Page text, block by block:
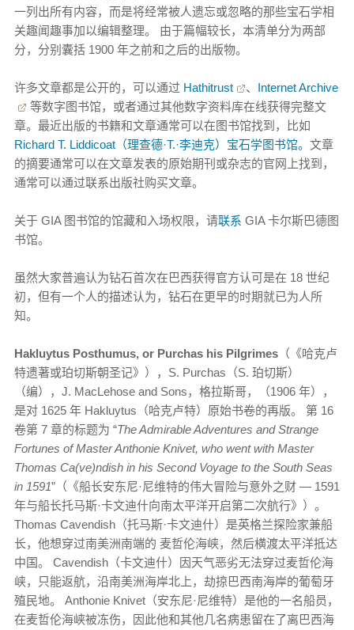
一列出所有内容，而是将经常被人遗忘或忽略的那些宝石学相
关趣闻趣事加以编辑整理。 由于篇幅较长，本清单分为两部
分，分别囊括 1900 年之前和之后的出版物。
许多文章都是公开的，可以通过 Hathitrust 、 Internet Archive
等数字图书馆，或者通过其他数字资料库在线获得完整文
章。最近出版的书籍和文章通常可以在图书馆找到，比如
Richard T. Liddicoat（理查德·T.·李迪克）宝石学图书馆。 文章
的摘要通常可以在文章发表的原始期刊或杂志的官网上找到，
通常可以通过联系出版社购买文章。
关于 GIA 图书馆的馆藏和入场权限，请联系 GIA 卡尔斯巴德图
书馆。
虽然大家普遍认为钻石首次在巴西获得官方认可是在 18 世纪
初，但有一个人的描述认为，钻石在更早的时期就已为人所
知。
Hakluytus Posthumus, or Purchas his Pilgrimes （《哈克卢
特遗著或珀切斯朝圣记》），S. Purchas（S. 珀切斯）
（编），J. MacLehose and Sons，格拉斯哥，（1906 年），
是对 1625 年 Hakluytus（哈克卢特）原始书卷的再版。 第 16
卷第 7 章的标题为 “The Admirable Adventures and Strange
Fortunes of Master Anthonie Knivet, who went with Master
Thomas Ca(ve)ndish in his Second Voyage to the South Seas
in 1591”（《船长安东尼·尼维特的伟大冒险与意外之财 — 1591
年与船长托马斯·卡文迪什向南太平洋开启第二次航行》）。
Thomas Cavendish（托马斯·卡文迪什）是英格兰探险家兼船
长，他想穿过南美洲南端的 麦哲伦海峡，然后横渡太平洋抵达
中国。 Cavendish（卡文迪什）因天气恶劣无法穿过麦哲伦海
峡，只能返航，沿南美洲海岸北上，劫掠巴西南海岸的葡萄牙
殖民地。 Anthonie Knivet（安东尼·尼维特）是他的一名船员，
在麦哲伦海峡被冻伤，因此他和其他几名病患留在了离巴西海